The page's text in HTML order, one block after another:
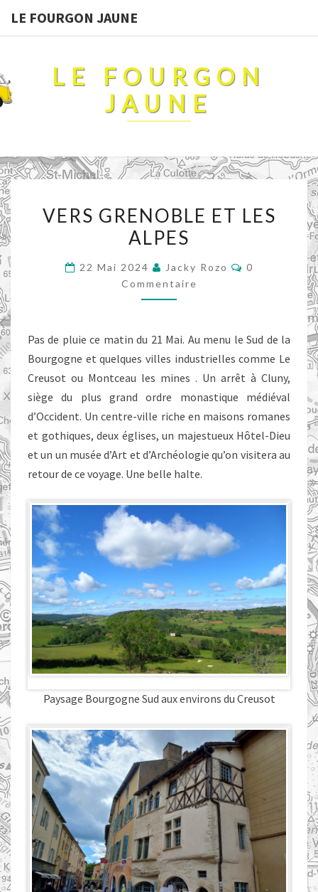
LE FOURGON JAUNE
LE FOURGON
JAUNE
GRENOBLE
ET
ALPES
VERS GRENOBLE ET LES
ALPES
22 Mai 2024 Jacky Rozo
0
Commentaire
Pas de pluie ce matin du 21 Mai. Au menu le Sud de la
Bourgogne et quelques villes industrielles comme Le
Creusot ou Montceau les mines . Un arrêt à Cluny,
siège du plus grand ordre monastique médiéval
d’Occident. Un centre-ville riche en maisons romanes
et gothiques, deux églises, un majestueux Hôtel-Dieu
et un un musée d’Art et d’Archéologie qu’on visitera au
retour de ce voyage. Une belle halte.
Paysage Bourgogne Sud aux environs du Creusot